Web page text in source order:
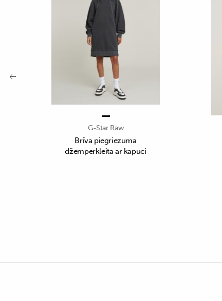
G-Star Raw
Brīva piegriezuma
džemperkleita ar kapuci